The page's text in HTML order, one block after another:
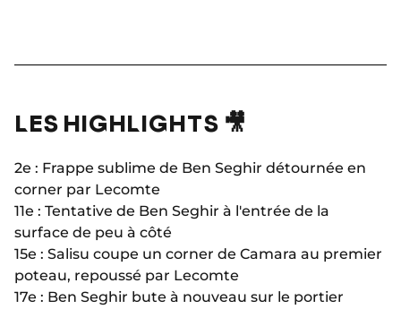
LES HIGHLIGHTS 🎥
2e : Frappe sublime de Ben Seghir détournée en
corner par Lecomte
11e : Tentative de Ben Seghir à l'entrée de la
surface de peu à côté
15e : Salisu coupe un corner de Camara au premier
poteau, repoussé par Lecomte
17e : Ben Seghir bute à nouveau sur le portier